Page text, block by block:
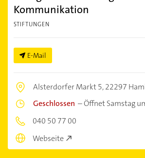
Kommunikation
STIFTUNGEN
E-Mail
Alsterdorfer Markt 5,22297
Geschlossen –Öffnet Samstag
040 50 77 00
Webseite